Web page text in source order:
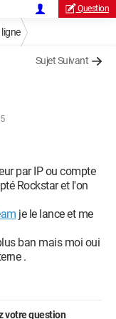
Question
Sujet Suivant
par IP ou compte
Rockstar et l'on
je le lance et me
ban mais moi oui
.
votre question